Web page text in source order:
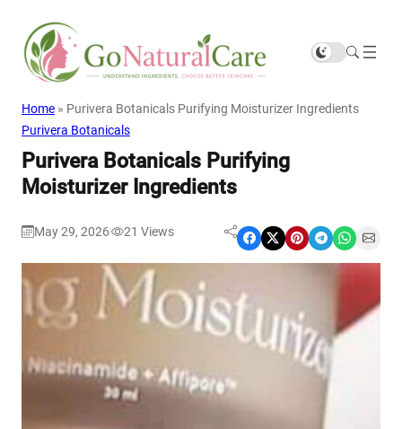
Home » Purivera Botanicals Purifying Moisturizer Ingredients
Purivera Botanicals
Purivera Botanicals Purifying
Moisturizer Ingredients
May 29, 2026 21 Views Share on Facebook Share on X Share on Pinterest Share on Telegram Share on WhatsApp Share on Email